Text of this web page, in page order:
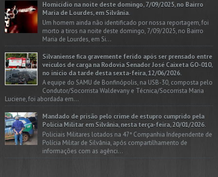
Homicídio na noite deste domingo, 7/09/2025, no Bairro
Maria de Lourdes, em Silvânia.
Um homem ainda não identificado por nossa reportagem, foi
morto a tiros na noite deste domingo, 7/09/2025, no Bairro
Maria de Lourdes, em Si...
Silvaniense fica gravemente ferido após ser prensado entre
veículos de carga na Rodovia Senador José Caixeta GO-010,
no início da tarde desta sexta-feira, 12/06/2026.
A equipe do SAMU de Bonfinópolis, na USB-30, composta pelo
Condutor/Socorrista Waldevany e Técnica/Socorrista Maria
Luciene, foi abordada em...
Mandado de prisão pelo crime de estupro cumprido pela
Polícia Militar em Silvânia, nesta terça-feira, 20/01/2026.
Policiais Militares lotados na 47ª Companhia Independente de
Polícia Militar de Silvânia, após compartilhamento de
informações com as agênci...